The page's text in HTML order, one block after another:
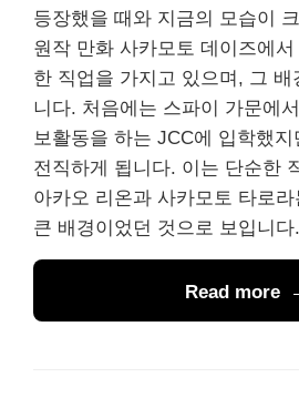
등장했을 때와 지금의 모습이
원작 만화 사카모토 데이즈에
한 직업을 가지고 있으며, 그 배
니다. 처음에는 스파이 가문에
보활동을 하는 JCC에 입학했
전직하게 됩니다. 이는 단순한
아카오 리온과 사카모토 타로
큰 배경이었던 것으로 보입니
Read more